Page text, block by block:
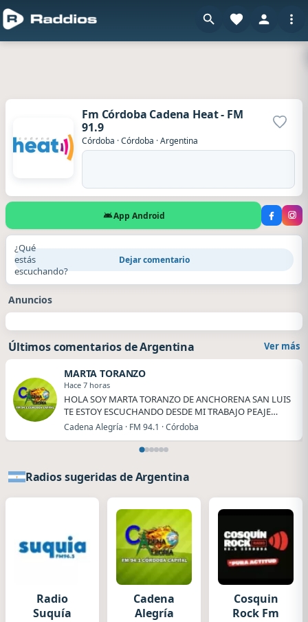
Fm Córdoba Cadena Heat - FM
91.9
Córdoba ·Córdoba ·Argentina
App Android
¿Qué
estás
escuchando?
Dejar comentario
Anuncios
Últimos comentarios de Argentina Ver más
MARTA TORANZO
Hace 7 horas
HOLA SOY MARTA TORANZO DE ANCHORENA SAN LUIS
TE ESTOY ESCUCHANDO DESDE MI TRABAJO PEAJE
ANCHORENA.
Cadena Alegría · FM 94.1 · Córdoba
Radios sugeridas de Argentina
Radio
Suquía
Cadena
Alegría
Cosquin
Rock Fm